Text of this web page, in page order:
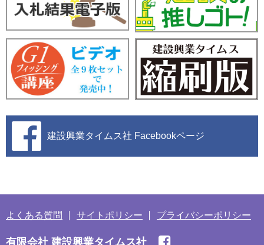
建設興業タイムス社 Facebookページ
よくある質問 サイトポリシー プライバシーポリシー
有限会社 建設興業タイムス社